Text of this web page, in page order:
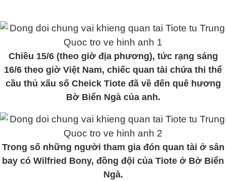
Chiều 15/6 (theo giờ địa phương), tức rạng sáng
16/6 theo giờ Việt Nam, chiếc quan tài chứa thi thể
cầu thủ xấu số Cheick Tiote đã về đến quê hương
Bờ Biển Ngà của anh.
Trong số những người tham gia đón quan tài ở sân
bay có Wilfried Bony, đồng đội của Tiote ở Bờ Biển
Ngà.